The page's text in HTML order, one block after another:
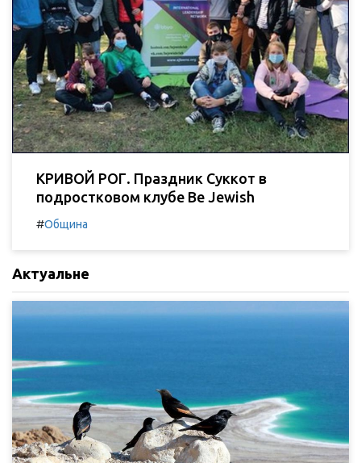
КРИВОЙ РОГ. Праздник Суккот в
подростковом клубе Be Jewish
#Община
Актуальне